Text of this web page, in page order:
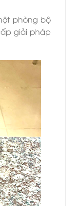
phòng bộ
giải pháp